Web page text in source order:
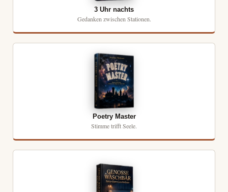
3 Uhr nachts
Gedanken zwischen Stationen.
Poetry Master
Stimme trifft Seele.